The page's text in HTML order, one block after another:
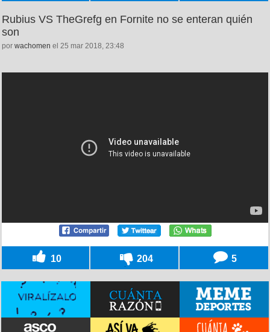
Rubius VS TheGrefg en Fornite no se enteran quién
son
por wachomen el 25 mar 2018, 23:48
10 204 5